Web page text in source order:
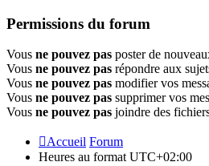
Permissions du forum
Vous ne pouvez pas poster de
Vous ne pouvez pas répondre aux
Vous ne pouvez pas modifier vos
Vous ne pouvez pas supprimer vos
Vous ne pouvez pas joindre des
Accueil Forum
Heures au format UTC+02:00